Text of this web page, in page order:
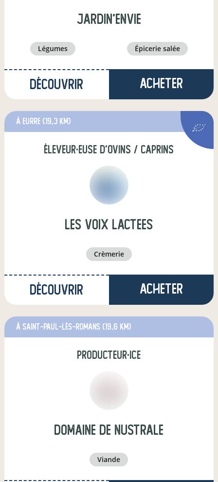
jardin'envie
légumes épicerie salée
Découvrir Acheter
à Eurre (19,3 km)
éleveur·euse d'ovins / caprins
les voix lactees
crèmerie
Découvrir Acheter
à Saint-Paul-lès-Romans (19,6 km)
producteur·ice
Domaine de Nustrale
viande